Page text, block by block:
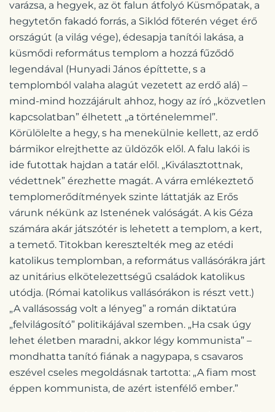
varázsa, a hegyek, az öt falun átfolyó Küsmőpatak, a
hegytetőn fakadó forrás, a Siklód főterén véget érő
országút (a világ vége), édesapja tanítói lakása, a
küsmődi református templom a hozzá fűződő
legendával (Hunyadi János építtette, s a
templomból valaha alagút vezetett az erdő alá) –
mind-mind hozzájárult ahhoz, hogy az író „közvetlen
kapcsolatban” élhetett „a történelemmel”.
Körülölelte a hegy, s ha menekülnie kellett, az erdő
bármikor elrejthette az üldözők elől. A falu lakói is
ide futottak hajdan a tatár elől. „Kiválasztottnak,
védettnek” érezhette magát. A várra emlékeztető
templomerődítmények szinte láttatják az Erős
várunk nékünk az Istenének valóságát. A kis Géza
számára akár játszótér is lehetett a templom, a kert,
a temető. Titokban keresztelték meg az etédi
katolikus templomban, a református vallásórákra járt
az unitárius elkötelezettségű családok katolikus
utódja. (Római katolikus vallásórákon is részt vett.)
„A vallásosság volt a lényeg” a román diktatúra
„felvilágosító” politikájával szemben. „Ha csak úgy
lehet életben maradni, akkor légy kommunista” –
mondhatta tanító fiának a nagypapa, s csavaros
eszével cseles megoldásnak tartotta: „A fiam most
éppen kommunista, de azért istenfélő ember.”